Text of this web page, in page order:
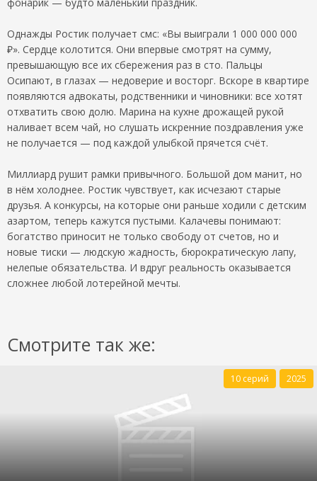
Однажды Ростик получает смс: «Вы выиграли 1 000 000 000
₽». Сердце колотится. Они впервые смотрят на сумму,
превышающую все их сбережения раз в сто. Пальцы
Осипают, в глазах — недоверие и восторг. Вскоре в квартире
появляются адвокаты, родственники и чиновники: все хотят
отхватить свою долю. Марина на кухне дрожащей рукой
наливает всем чай, но слушать искренние поздравления уже
не получается — под каждой улыбкой прячется счёт.
Миллиард рушит рамки привычного. Большой дом манит, но
в нём холоднее. Ростик чувствует, как исчезают старые
друзья. А конкурсы, на которые они раньше ходили с детским
азартом, теперь кажутся пустыми. Калачевы понимают:
богатство приносит не только свободу от счетов, но и
новые тиски — людскую жадность, бюрократическую лапу,
нелепые обязательства. И вдруг реальность оказывается
сложнее любой лотерейной мечты.
Смотрите так же:
10 серий 2025